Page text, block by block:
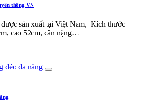
thống VN
sản xuất tại Việt Nam, Kích thước
cao 52cm, cân nặng…